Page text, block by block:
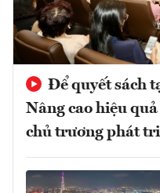
Để quyết sách
Nâng cao hiệu
chủ trương phát